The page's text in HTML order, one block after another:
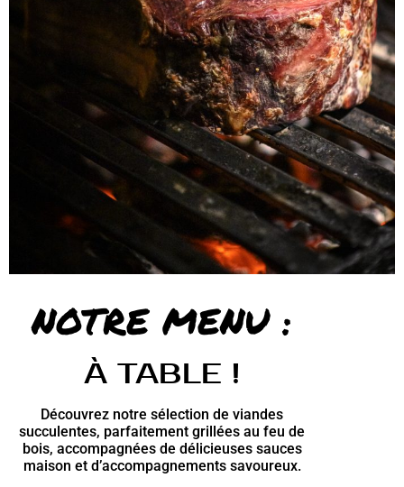
NOTRE MENU :
À TABLE !
Découvrez notre sélection de viandes
succulentes, parfaitement grillées au feu de
bois, accompagnées de délicieuses sauces
maison et d’accompagnements savoureux.